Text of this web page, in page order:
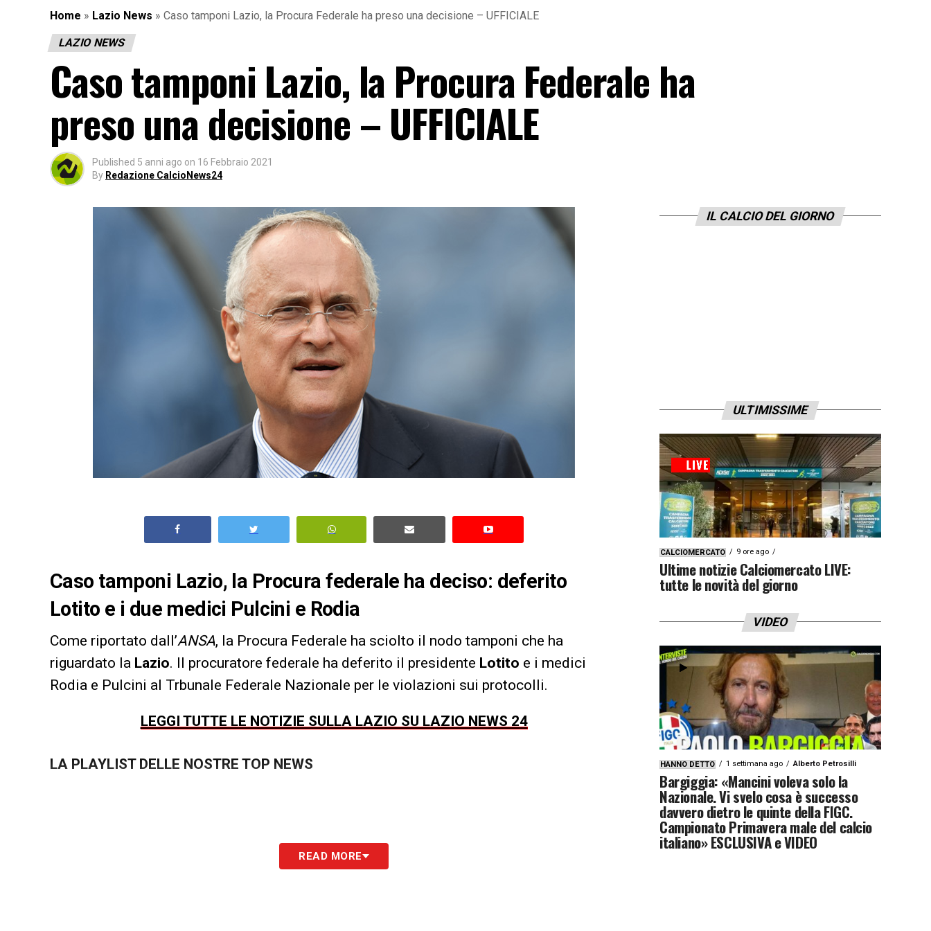
Home » Lazio News » Caso tamponi Lazio, la Procura Federale ha preso una decisione – UFFICIALE
LAZIO NEWS
Caso tamponi Lazio, la Procura Federale ha
preso una decisione – UFFICIALE
Published 5 anni ago on 16 Febbraio 2021
By Redazione CalcioNews24
Caso tamponi Lazio, la Procura federale ha deciso: deferito
Lotito e i due medici Pulcini e Rodia
Come riportato dall’ANSA, la Procura Federale ha sciolto il nodo tamponi che ha
riguardato la Lazio. Il procuratore federale ha deferito il presidente Lotito e i medici
Rodia e Pulcini al Trbunale Federale Nazionale per le violazioni sui protocolli.
LEGGI TUTTE LE NOTIZIE SULLA LAZIO SU LAZIO NEWS 24
LA PLAYLIST DELLE NOSTRE TOP NEWS
READ MORE
IL CALCIO DEL GIORNO
ULTIMISSIME
CALCIOMERCATO 9 ore ago
Ultime notizie Calciomercato LIVE:
tutte le novità del giorno
VIDEO
HANNO DETTO 1 settimana ago Alberto Petrosilli
Bargiggia: «Mancini voleva solo la
Nazionale. Vi svelo cosa è successo
davvero dietro le quinte della FIGC.
Campionato Primavera male del calcio
italiano» ESCLUSIVA e VIDEO